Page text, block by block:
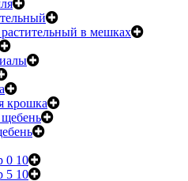
в мешках
крошка
0 10
5 10